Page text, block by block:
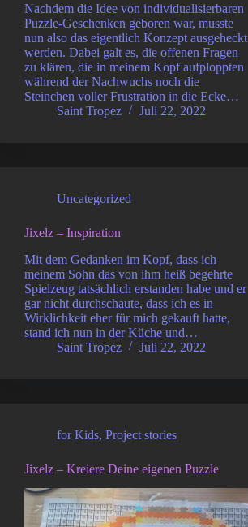
Nachdem die Idee von individualisierbaren
Puzzle-Geschenken geboren war, musste
nun also das eigentlich Konzept ausgeheckt
werden. Dabei galt es, die offenen Fragen
zu klären, die in meinem Kopf aufploppten
während der Nachwuchs noch die
Steinchen voller Frustration in die Ecke…
Saint Tropez
Juli 22, 2022
Uncategorized
Jixelz – Inspiration
Mit dem Gedanken im Kopf, dass ich
meinem Sohn das von ihm heiß begehrte
Spielzeug tatsächlich erstanden habe und er
gar nicht durchschaute, dass ich es in
Wirklichkeit eher für mich gekauft hatte,
stand ich nun in der Küche und…
Saint Tropez
Juli 22, 2022
for Kids, Project stories
Jixelz – Kreiere Deine eigenen Puzzle